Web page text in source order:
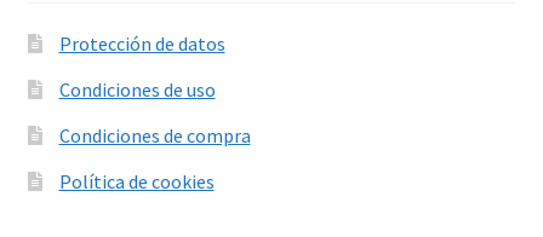
Protección de datos
Condiciones de uso
Condiciones de compra
Política de cookies